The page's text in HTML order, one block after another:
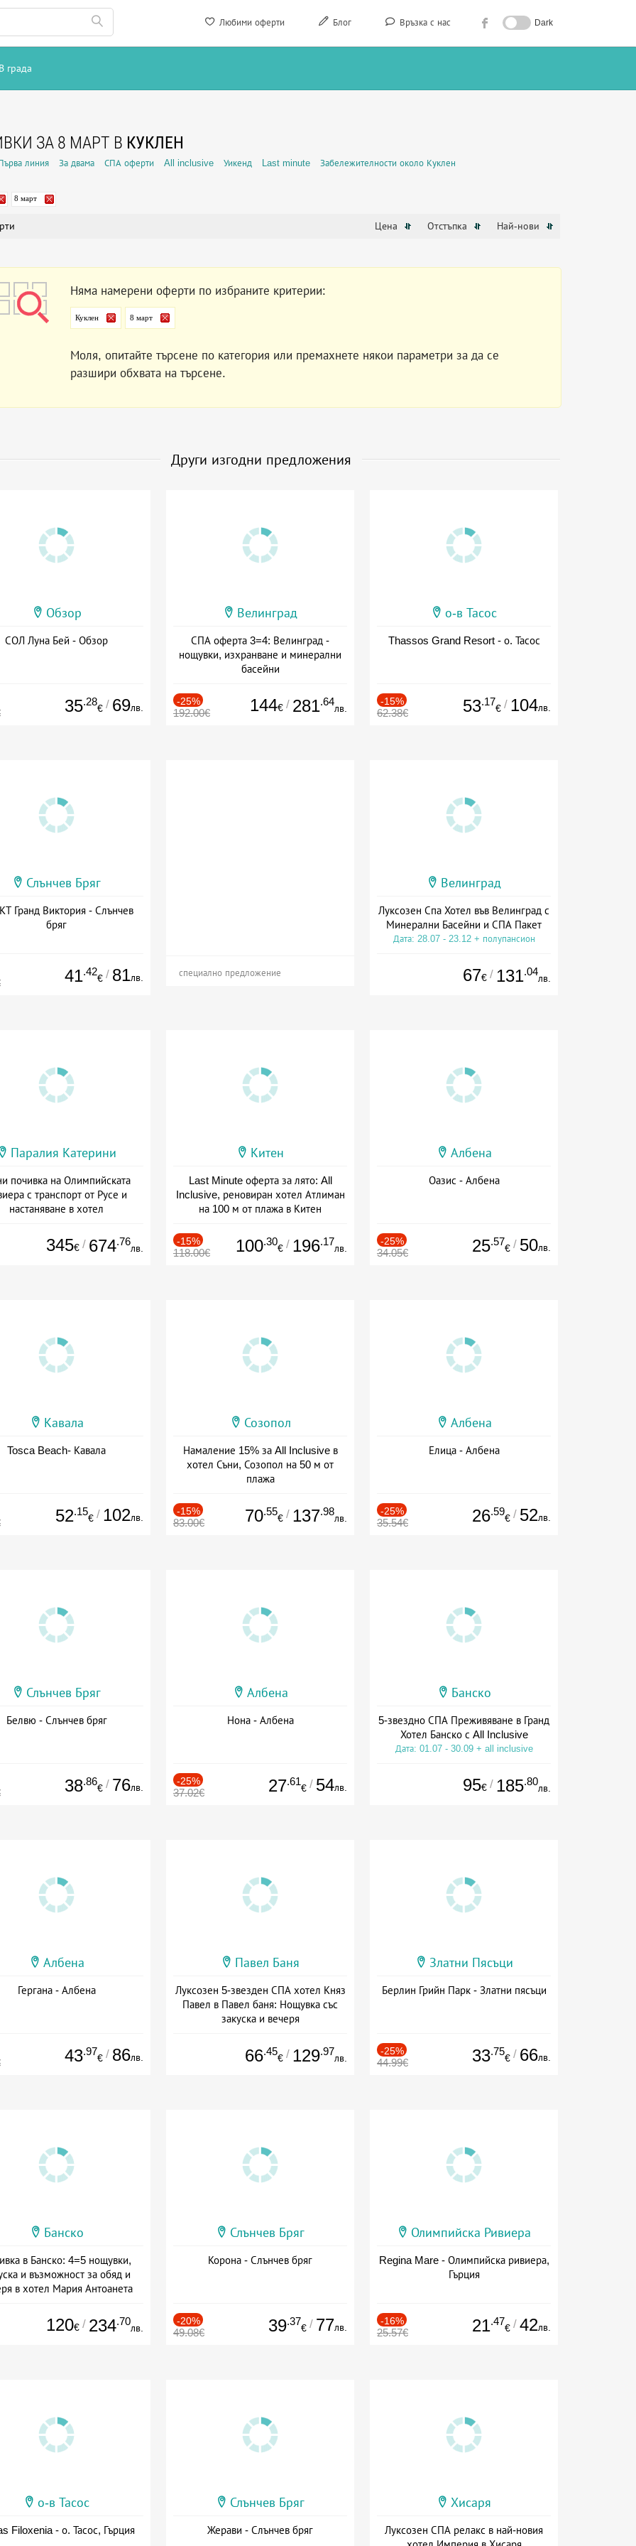
Любими оферти Блог Връзка с нас Dark
В града
ЗА 8 МАРТ В КУКЛЕН
линия За двама СПА оферти All inclusive Уикенд Last minute Забележителности около Куклен
8 март
Цена Отстъпка Най-нови
Няма намерени оферти по избраните критерии:
Куклен 8 март
Моля, опитайте търсене по категория или премахнете някои параметри за да се
разшири обхвата на търсене.
Други изгодни предложения
Обзор
СОЛ Луна Бей - Обзор
35.28
€ / 69лв.
Велинград
СПА оферта 3=4: Велинград -
нощувки, изхранване и минерални
басейни
-25%
192.00€ 144€ / 281.64
лв.
о-в Тасос
Thassos Grand Resort - о. Тасос
-15%
62.38€ 53.17
€ / 104лв.
Слънчев Бряг
Гранд Виктория - Слънчев
бряг
41.42
€ / 81лв. специално предложение
Велинград
Луксозен Спа Хотел във Велинград с
Минерални Басейни и СПА Пакет
Дата: 28.07 - 23.12 + полупансион
67€ / 131.04
лв.
Паралия Катерини
почивка на Олимпийската
с транспорт от Русе и
настаняване в хотел
345€ / 674.76
лв.
Китен
Last Minute оферта за лято: All
Inclusive, реновиран хотел Атлиман
на 100 м от плажа в Китен
-15%
118.00€ 100.30
€ / 196.17
лв.
Албена
Оазис - Албена
-25%
34.05€ 25.57
€ / 50лв.
Кавала
Tosca Beach- Кавала
52.15
€ / 102лв.
Созопол
Намаление 15% за All Inclusive в
хотел Съни, Созопол на 50 м от
плажа
-15%
83.00€ 70.55
€ / 137.98
лв.
Албена
Елица - Албена
-25%
35.54€ 26.59
€ / 52лв.
Слънчев Бряг
Белвю - Слънчев бряг
38.86
€ / 76лв.
Албена
Нона - Албена
-25%
37.02€ 27.61
€ / 54лв.
Банско
5-звездно СПА Преживяване в Гранд
Хотел Банско с All Inclusive
Дата: 01.07 - 30.09 + all inclusive
95€ / 185.80
лв.
Албена
Гергана - Албена
43.97
€ / 86лв.
Павел Баня
Луксозен 5-звезден СПА хотел Княз
Павел в Павел баня: Нощувка със
закуска и вечеря
66.45
€ / 129.97
лв.
Златни Пясъци
Берлин Грийн Парк - Златни пясъци
-25%
44.99€ 33.75
€ / 66лв.
Банско
в Банско: 4=5 нощувки,
и възможност за обяд и
в хотел Мария Антоанета
120€ / 234.70
лв.
Слънчев Бряг
Корона - Слънчев бряг
-20%
49.08€ 39.37
€ / 77лв.
Олимпийска Ривиера
Regina Mare - Олимпийска ривиера,
Гърция
-16%
25.57€ 21.47
€ / 42лв.
о-в Тасос
Filoxenia - о. Тасос, Гърция
Слънчев Бряг
Жерави - Слънчев бряг
Хисаря
Луксозен СПА релакс в най-новия